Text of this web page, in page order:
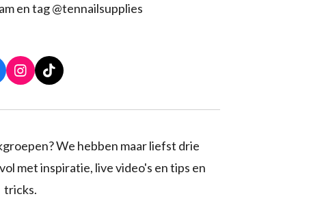
en tag @tennailsupplies
I
n
r
a
T
i
k We hebben maar liefst drie
met inspiratie, live video's en tips en
tricks.